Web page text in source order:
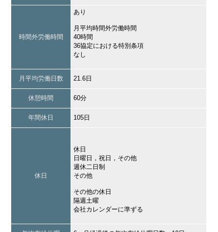
時間外労働時間
あり
月平均時間外労働時間
40時間
36協定における特別条項
なし
月平均労働日数 21.6日
休憩時間 60分
年間休日 105日
休日
休日
日曜日，祝日，その他
週休二日制
その他
その他の休日
隔週土曜
会社カレンダーに準ずる